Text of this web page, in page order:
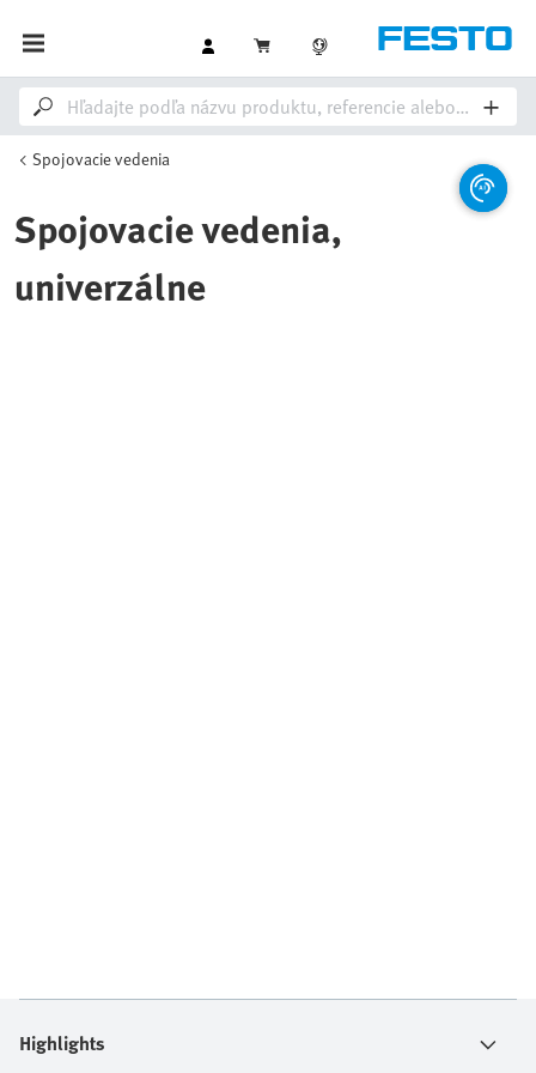
Spojovacie vedenia
Spojovacie vedenia,
univerzálne
Highlights